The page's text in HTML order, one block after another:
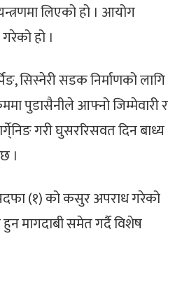
लिएको हो । आयोग
हो ।
सिस्नेरी सडक निर्माणको लागि
पुडासैनीले आफ्नो जिम्मेवारी र
गरी घुसररिसवत दिन बाध्य
।
(१) को कसुर अपराध गरेको
मागदाबी समेत गर्दै विशेष